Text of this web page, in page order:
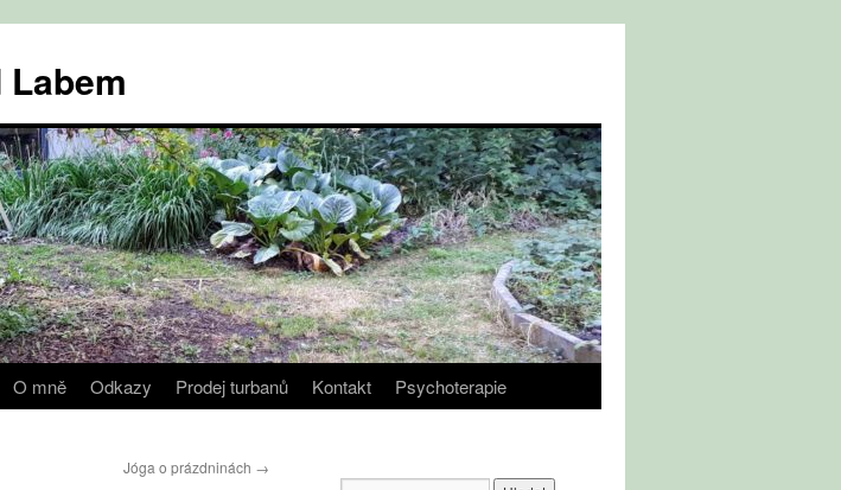
O mně Odkazy Prodej turbanů Kontakt Psychoterapie
Jóga o prázdninách →